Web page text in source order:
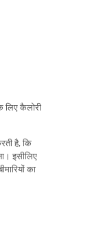
कैलोरी
है, कि
इसीलिए
का